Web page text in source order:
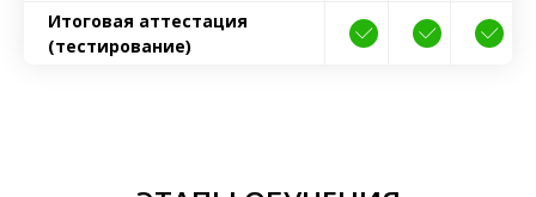
Итоговая аттестация
(тестирование)